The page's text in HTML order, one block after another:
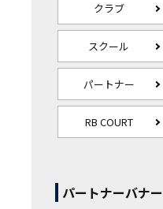
クラブ
スクール
パートナー
RB COURT
パートナーバナー